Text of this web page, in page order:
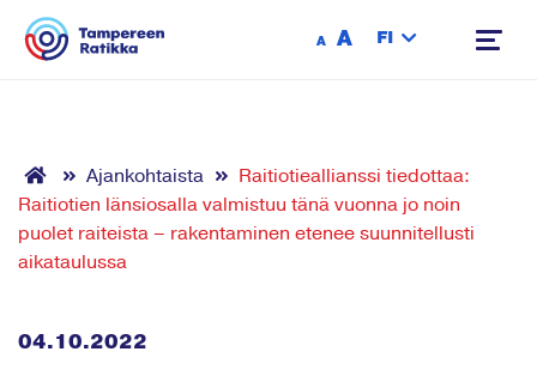
A A FI
Ajankohtaista
Raitiotieallianssi tiedottaa:
Raitiotien länsiosalla valmistuu tänä vuonna jo noin
puolet raiteista – rakentaminen etenee suunnitellusti
aikataulussa
04.10.2022